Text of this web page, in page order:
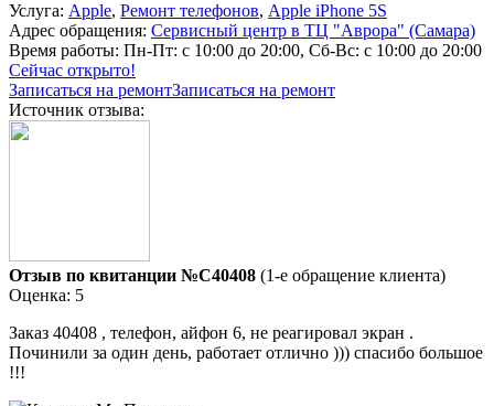
Услуга: Apple, Ремонт телефонов, Apple iPhone 5S
Адрес обращения: Сервисный центр в ТЦ "Аврора" (Самара)
Время работы: Пн-Пт: с 10:00 до 20:00, Сб-Вс: с 10:00 до 20:00
Сейчас открыто!
Записаться на ремонтЗаписаться на ремонт
Источник отзыва:
Отзыв по квитанции №C40408 (1-е обращение клиента)
Оценка: 5
Заказ 40408 , телефон, айфон 6, не реагировал экран .
Починили за один день, работает отлично ))) спасибо большое
!!!